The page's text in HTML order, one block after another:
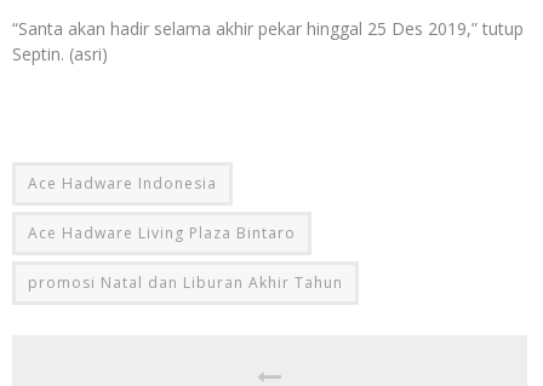
“Santa akan hadir selama akhir pekar hinggal 25 Des 2019,” tutup
Septin. (asri)
Ace Hadware Indonesia
Ace Hadware Living Plaza Bintaro
promosi Natal dan Liburan Akhir Tahun